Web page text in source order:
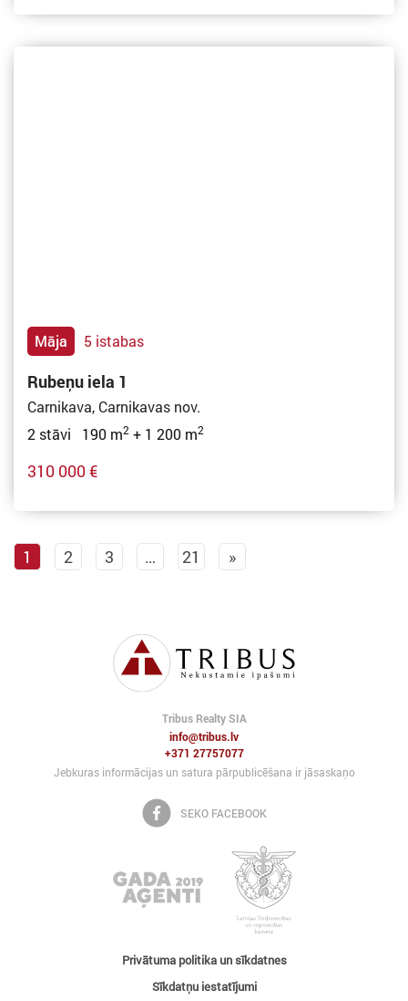
Māja 5 istabas
Rubeņu iela 1
Carnikava, Carnikavas nov.
2 stāvi 190 m2 + 1 200 m2
310 000 €
1 2 3 … 21 »
Tribus Realty SIA
info@tribus.lv
+371 27757077
Jebkuras informācijas un satura pārpublicēšana ir jāsaskaņo
SEKO FACEBOOK
Privātuma politika un sīkdatnes
Sīkdatņu iestatījumi